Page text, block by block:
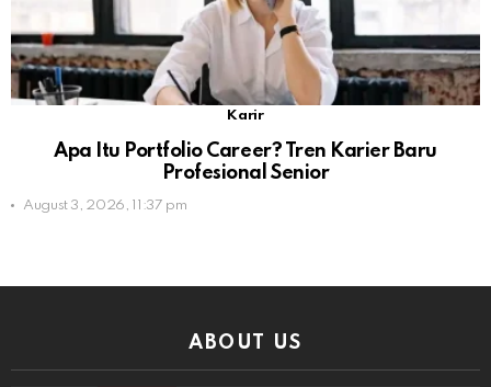
Karir
Apa Itu Portfolio Career? Tren Karier Baru
Profesional Senior
August 3, 2026, 11:37 pm
ABOUT US